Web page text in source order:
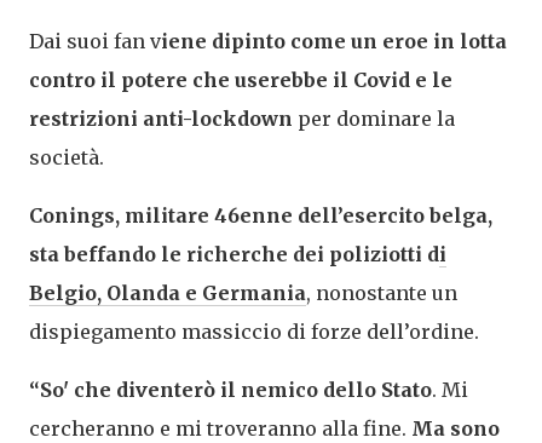
Dai suoi fan viene dipinto come un eroe in lotta
contro il potere che userebbe il Covid e le
restrizioni anti-lockdown per dominare la
società.
Conings, militare 46enne dell’esercito belga,
sta beffando le richerche dei poliziotti di
Belgio, Olanda e Germania, nonostante un
dispiegamento massiccio di forze dell’ordine.
“So' che diventerò il nemico dello Stato. Mi
cercheranno e mi troveranno alla fine. Ma sono